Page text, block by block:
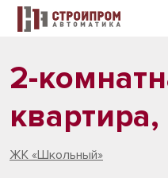
2-
ЖК «Школьный»